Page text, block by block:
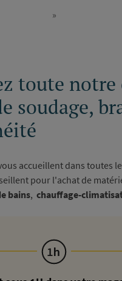
Dernière
»
toute
soudage,
accueillent dans toutes
pour l'achat de
bains, chauffage-